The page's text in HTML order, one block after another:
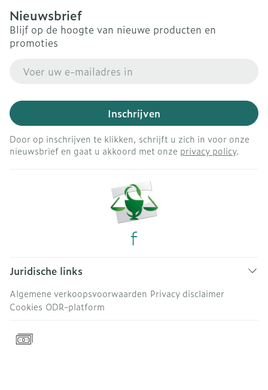
Nieuwsbrief
Blijf op de hoogte van nieuwe producten en
promoties
Inschrijven
Door op inschrijven te klikken, schrijft u zich in voor onze
nieuwsbrief en gaat u akkoord met onze privacy policy.
Juridische links
Algemene verkoopsvoorwaarden Privacy disclaimer
Cookies ODR-platform